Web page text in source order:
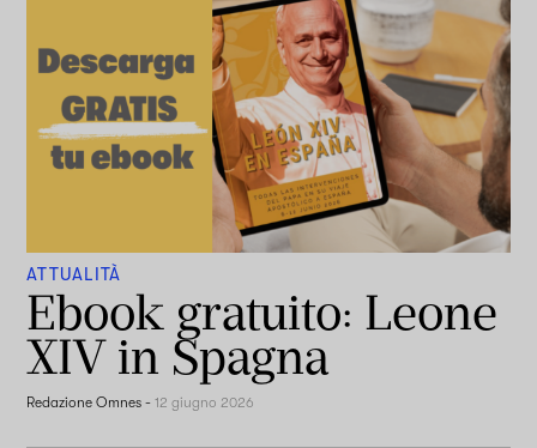
ATTUALITÀ
Ebook gratuito: Leone
XIV in Spagna
Redazione Omnes -12 giugno 2026